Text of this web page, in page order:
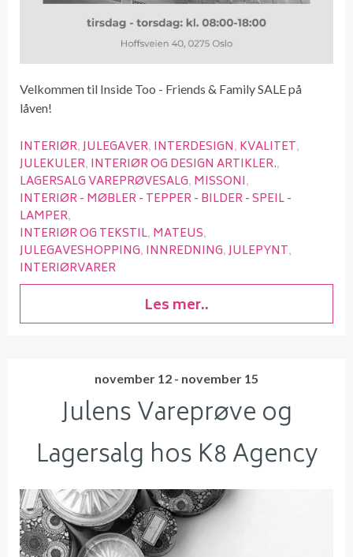
Velkommen til Inside Too - Friends & Family SALE på
låven!
INTERIØR JULEGAVER INTERDESIGN KVALITET
JULEKULER INTERIØR OG DESIGN ARTIKLER.
LAGERSALG VAREPRØVESALG MISSONI
INTERIØR - MØBLER - TEPPER - BILDER - SPEIL -
LAMPER
INTERIØR OG TEKSTIL MATEUS
JULEGAVESHOPPING INNREDNING JULEPYNT
INTERIØRVARER
Les mer..
november 12 - november 15
Julens Vareprøve og
Lagersalg hos K8 Agency